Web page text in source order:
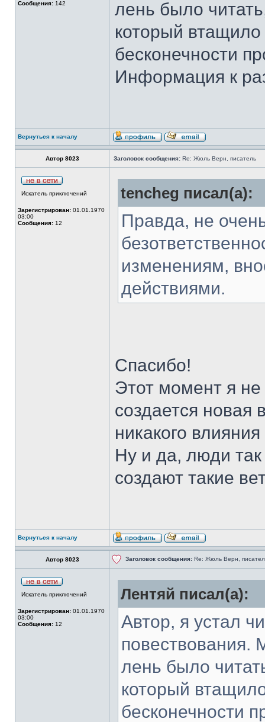
Сообщения: 142
лень было
который
бесконечности
Информация к
Вернуться к началу
Автор 8023 Заголовок сообщения: Re: Жюль Верн, писатель
Искатель приключений
Зарегистрирован: 01.01.1970
03:00
Сообщения: 12
tencheg писал(а):
Правда, не
изменениям,
действиями.
Спасибо!
Этот момент я
создается новая
никакого
Ну и да, люди
создают такие
Вернуться к началу
Автор 8023 Заголовок сообщения: Re: Жюль Верн,
Искатель приключений
Зарегистрирован: 01.01.1970
03:00
Сообщения: 12
Лентяй писал(а):
Автор, я устал
повествования.
лень было
который
бесконечности